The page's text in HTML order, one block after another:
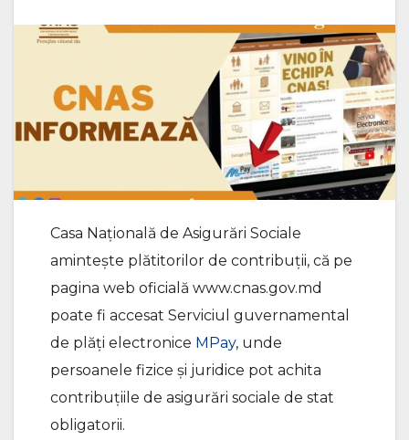
Casa Națională de Asigurări Sociale
amintește plătitorilor de contribuții, că pe
pagina web oficială www.cnas.gov.md
poate fi accesat Serviciul guvernamental
de plăți electronice MPay, unde
persoanele fizice și juridice pot achita
contribuțiile de asigurări sociale de stat
obligatorii.